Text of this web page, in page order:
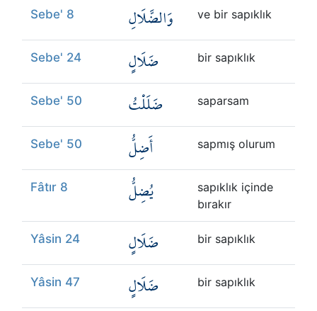
Sebe' 8 وَالضَّلَالِ ve bir sapıklık
Sebe' 24 ضَلَالٍ bir sapıklık
Sebe' 50 ضَلَلْتُ saparsam
Sebe' 50 أَضِلُّ sapmış olurum
Fâtır 8 يُضِلُّ
sapıklık içinde
bırakır
Yâsin 24 ضَلَالٍ bir sapıklık
Yâsin 47 ضَلَالٍ bir sapıklık